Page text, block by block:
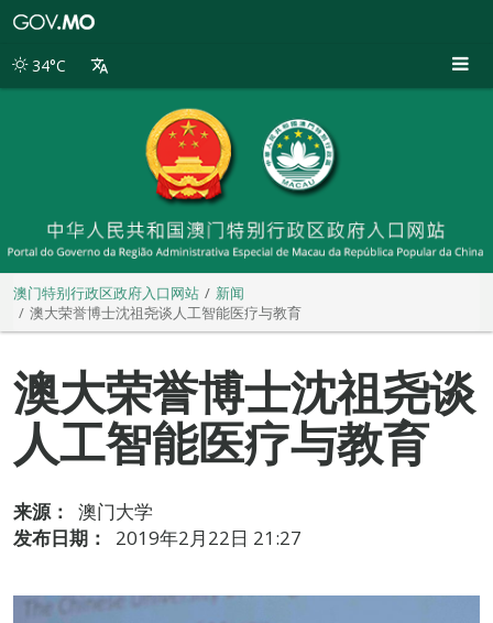
别
34°C
澳门特别行政区政府入口网站
新闻
澳大荣誉博士沈祖尧谈人工智能医疗与教育
澳大荣誉博士沈祖尧谈
人工智能医疗与教育
来源：
澳门大学
发布日期：
2019年2月22日 21:27